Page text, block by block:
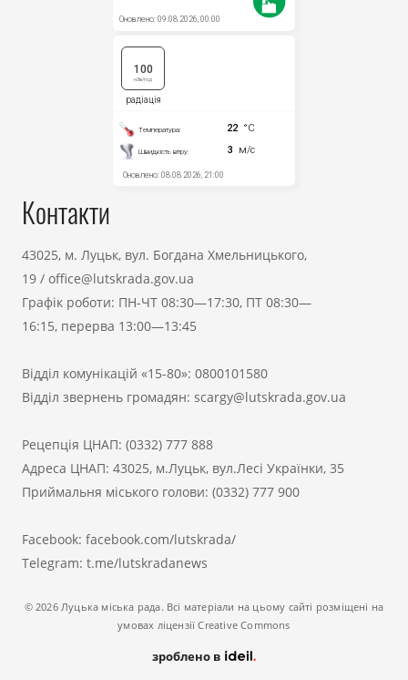
Контакти
43025, м. Луцьк, вул. Богдана Хмельницького,
19 / office@lutskrada.gov.ua
Графік роботи: ПН-ЧТ 08:30—17:30, ПТ 08:30—
16:15, перерва 13:00—13:45
Відділ комунікацій «15-80»: 0800101580
Відділ звернень громадян: scargy@lutskrada.gov.ua
Рецепція ЦНАП: (0332) 777 888
Адреса ЦНАП: 43025, м.Луцьк, вул.Лесі Українки, 35
Приймальня міського голови: (0332) 777 900
Facebook: facebook.com/lutskrada/
Telegram: t.me/lutskradanews
© 2026 Луцька міська рада. Всі матеріали на цьому сайті розміщені на
умовах ліцензії Creative Commons
зроблено в